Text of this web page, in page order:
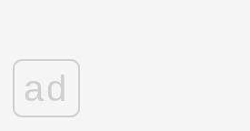
ad